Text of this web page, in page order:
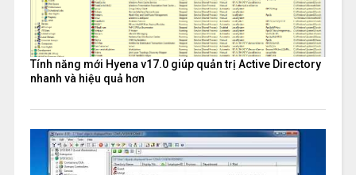
Tính năng mới Hyena v17.0 giúp quản trị Active Directory
nhanh và hiệu quả hơn